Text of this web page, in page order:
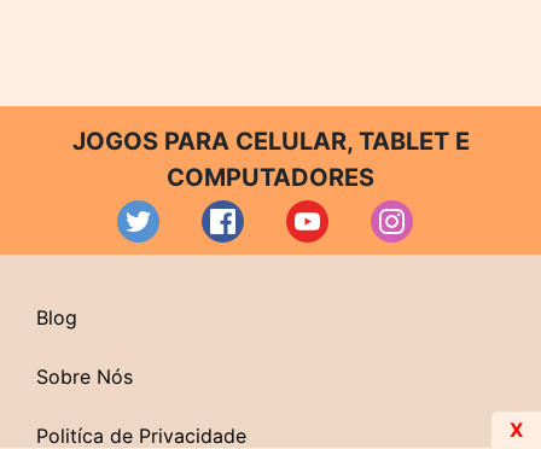
JOGOS PARA CELULAR, TABLET E
COMPUTADORES
Blog
Sobre Nós
Politíca de Privacidade X